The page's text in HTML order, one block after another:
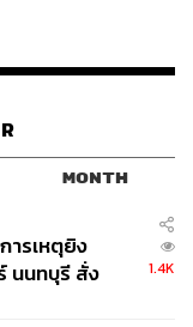
ก
41
MONTH
ารเหตุยิง
นนทบุรี สั่ง
1.4K